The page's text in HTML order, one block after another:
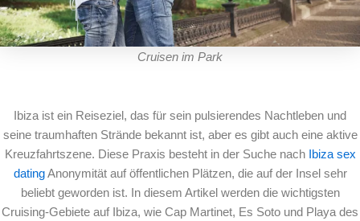
Cruisen im Park
Ibiza ist ein Reiseziel, das für sein pulsierendes Nachtleben und
seine traumhaften Strände bekannt ist, aber es gibt auch eine aktive
Kreuzfahrtszene. Diese Praxis besteht in der Suche nach
Ibiza sex
datingAnonymität auf öffentlichen Plätzen, die auf der Insel sehr
beliebt geworden ist. In diesem Artikel werden die wichtigsten
Cruising-Gebiete auf Ibiza, wie Cap Martinet, Es Soto und Playa des